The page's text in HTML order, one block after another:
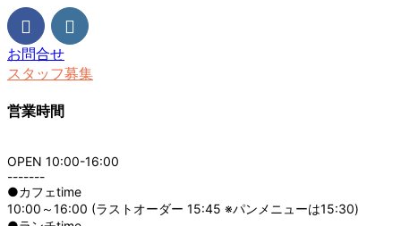
お問合せ
スタッフ募集
営業時間
OPEN 10:00-16:00
-------
●カフェtime
10:00～16:00 (ラストオーダー 15:45 ※パンメニューは15:30)